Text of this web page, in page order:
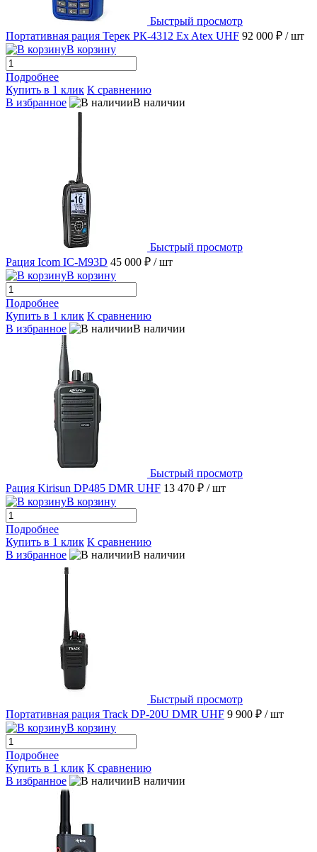
Быстрый просмотр
Портативная рация Терек РК-4312 Ex Atex UHF 92 000 ₽ / шт
В корзину
Подробнее
Купить в 1 клик К сравнению
В избранное
В наличии
Быстрый просмотр
Рация Icom IC-M93D 45 000 ₽ / шт
В корзину
Подробнее
Купить в 1 клик К сравнению
В избранное
В наличии
Быстрый просмотр
Рация Kirisun DP485 DMR UHF 13 470 ₽ / шт
В корзину
Подробнее
Купить в 1 клик К сравнению
В избранное
В наличии
Быстрый просмотр
Портативная рация Track DP-20U DMR UHF 9 900 ₽ / шт
В корзину
Подробнее
Купить в 1 клик К сравнению
В избранное
В наличии